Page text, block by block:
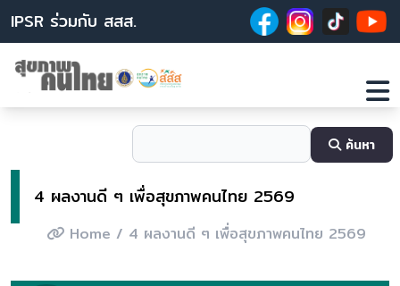
IPSR ร่วมกับ สสส.
ค้นหา
4 ผลงานดี ๆ เพื่อสุขภาพคนไทย 2569
Home / 4 ผลงานดี ๆ เพื่อสุขภาพคนไทย 2569